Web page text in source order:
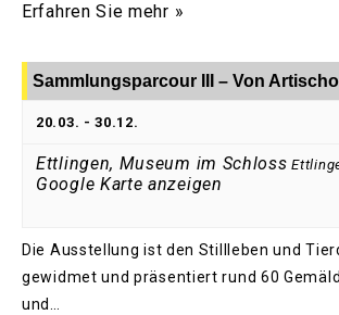
Erfahren Sie mehr »
Sammlungsparcour III – Von
20.03. -30.12.
Ettlingen, Museum im Schloss
Google Karte anzeigen
Die Ausstellung ist den Stillleben und
gewidmet und präsentiert rund 60
und…